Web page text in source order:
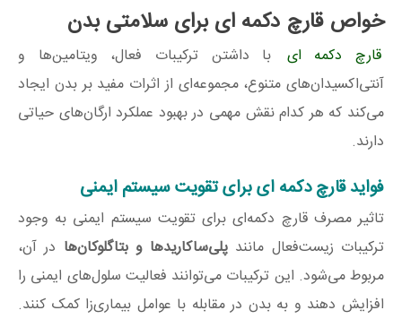
خواص قارچ دکمه‌ ای برای سلامتی بدن
قارچ دکمه‌ ای
با داشتن ترکیبات فعال، ویتامین‌ها و
آنتی‌اکسیدان‌های متنوع، مجموعه‌ای از اثرات مفید بر بدن ایجاد
می‌کند که هر کدام نقش مهمی در بهبود عملکرد ارگان‌های حیاتی
دارند.
فواید قارچ دکمه‌ ای برای تقویت سیستم ایمنی
تاثیر مصرف قارچ دکمه‌ای برای تقویت سیستم ایمنی به وجود
ترکیبات زیست‌فعال مانند پلی‌ساکاریدها و بتاگلوکان‌ها در آن،
مربوط می‌شود. این ترکیبات می‌توانند فعالیت سلول‌های ایمنی را
افزایش دهند و به بدن در مقابله با عوامل بیماری‌زا کمک کنند.